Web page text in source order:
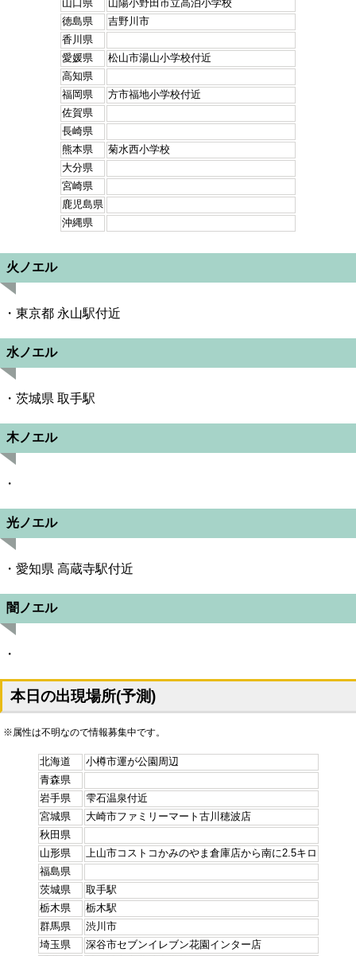
山口県
山陽小野田市立高泊小学校
徳島県
吉野川市
香川県
愛媛県
松山市湯山小学校付近
高知県
福岡県
方市福地小学校付近
佐賀県
長崎県
熊本県
菊水西小学校
大分県
宮崎県
鹿児島県
沖縄県
火ノエル
・東京都 永山駅付近
水ノエル
・茨城県 取手駅
木ノエル
・
光ノエル
・愛知県 高蔵寺駅付近
闇ノエル
・
本日の出現場所(予測)
※属性は不明なので情報募集中です。
北海道
小樽市運が公園周辺
青森県
岩手県
雫石温泉付近
宮城県
大崎市ファミリーマート古川穂波店
秋田県
山形県
上山市コストコかみのやま倉庫店から南に2.5キロ
福島県
茨城県
取手駅
栃木県
栃木駅
群馬県
渋川市
埼玉県
深谷市セブンイレブン花園インター店